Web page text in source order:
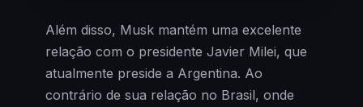
Além disso, Musk mantém uma excelente
relação com o presidente Javier Milei, que
atualmente preside a Argentina. Ao
contrário de sua relação no Brasil, onde